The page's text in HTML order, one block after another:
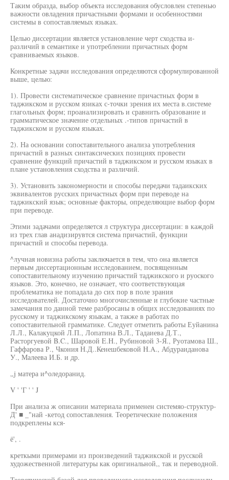
Таким образда, выбор объекта исследования обусловлен степенью
важности овладения причастными формами и особенностями
системы в сопоставляемых языках.
Целью диссертации является установление черт сходства и-
различий в семантике и употреблении причастных форм
сравниваемых языков.
Конкретные задачи исследования определяются сформулированной
выше, целью:
1). Провести систематическое сравнение причастных форм в
таджикском и русском язиках с-точки зрения их места в.системе
глагольных форм; проанализировать и сравнить образование и
грамматическое значение отдельных .-типов причастий в
таджикском и русском языках.
2). На основании сопоставительного анализа употребления
причастий в разных синтаксических позициях провести
сравнение функций причастий в таджикском и русском языках в
плане установления сходства и различий.
3). Установить закономерности и способы передачи тадаикских
эквивалентов русских причастных форм при переводе на
таджикский язык; основные факторы, определяющие выбор форм
при переводе.
Этими задачами определяется л структура диссертации: в каждой
из трех глав анадизирувтся система причастий, функции
причастий и способы перевода.
^лучная новизна работы заключается в тем, что она является
первым диссертационным исследованием, посвященным
сопоставительному изучению причастий таджикского и руоского
языков. Это, конечно, не означает, что соответствующая
проблематика не попадала до сих пор в поле зрания
исследователей. Достаточно многочисленные и глубокие частные
замечания по данной теме разбросаны в общих исследованиях по
русскому и таджикскому языкам, а также в работах по
сопоставительной грамматике. Следует отметить работы Еуйанина
Л.Л., Калакуцкой Л.П., Лопатина В.Л., Тадаиева Д.Т.,
Расторгуевой B.C., Шаровой E.H., Рубиновой 3-Я., Руотамова Ш.,
Гаффарова Р., Чкония Н.Д..Кенешбековой H.A., Абдураиданова
У., Малеева И.Б. и др.
„j матера и^оледоранид.
V ' 'Г ' ' J
При анализа ж описании материала применен системяо-структур-
Д' ■ _"най -кетод сопоставления. Теоретические положения
подкреплены кся-
ё', .
креткыми примерами из произведений таджикской и русской
художественной литературы как оригинальной,, так и переводной.